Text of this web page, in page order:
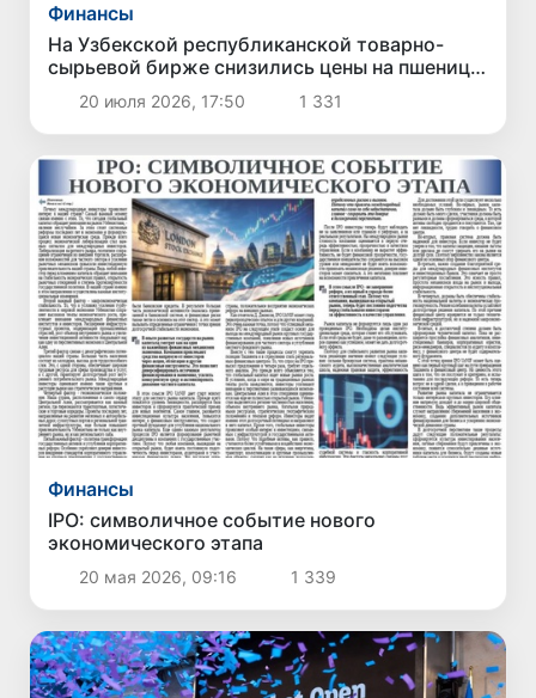
Финансы
На Узбекской республиканской товарно-
сырьевой бирже снизились цены на пшеницу,
цинк металлический и аммиачную селитру
20 июля 2026, 17:50 1 331
Финансы
IPO: символичное событие нового
экономического этапа
20 мая 2026, 09:16 1 339